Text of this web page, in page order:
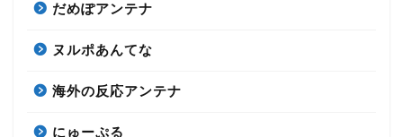
だめぽアンテナ
ヌルポあんてな
海外の反応アンテナ
にゅーぷる